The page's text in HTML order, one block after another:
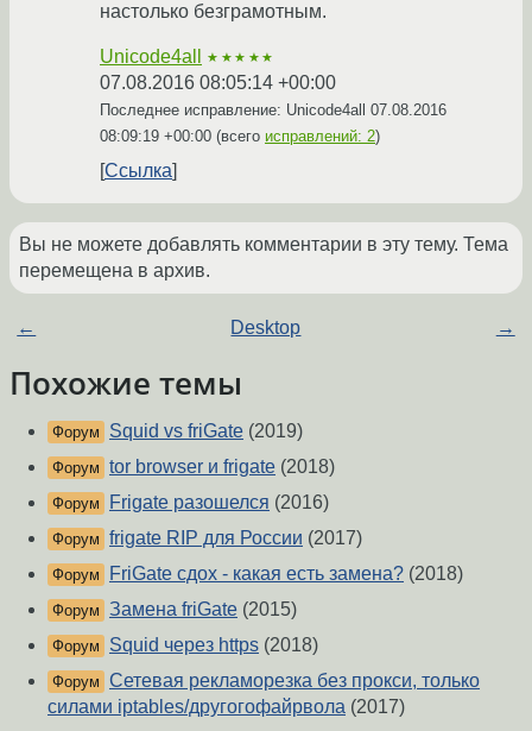
настолько безграмотным.
Unicode4all ★★★★★
07.08.2016 08:05:14 +00:00
Последнее исправление: Unicode4all 07.08.2016
08:09:19 +00:00 (всего исправлений: 2)
Ссылка
Вы не можете добавлять комментарии в эту тему. Тема
перемещена в архив.
← Desktop →
Похожие темы
Форум Squid vs friGate (2019)
Форум tor browser и frigate (2018)
Форум Frigate разошелся (2016)
Форум frigate RIP для России (2017)
Форум FriGate сдох - какая есть замена? (2018)
Форум Замена friGate (2015)
Форум Squid через https (2018)
Форум Сетевая рекламорезка без прокси, только
силами iptables/другогофайрвола (2017)